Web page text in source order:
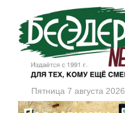
Пятница 7 августа 2026